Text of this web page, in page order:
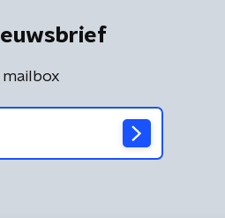
mailbox